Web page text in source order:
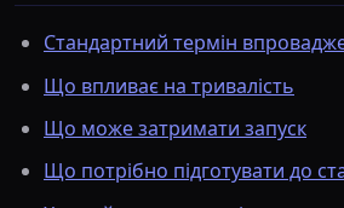
Стандартний термін
Що впливає на тривалість
Що може затримати запуск
Що потрібно підготувати до